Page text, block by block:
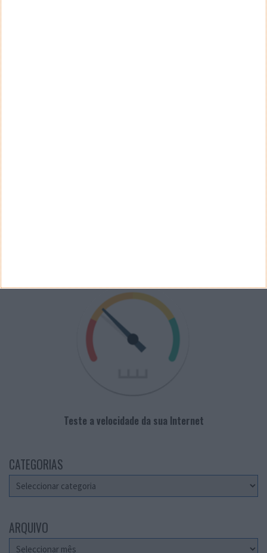
Teste a velocidade da sua Internet
CATEGORIAS
Categorias
ARQUIVO
Arquivo